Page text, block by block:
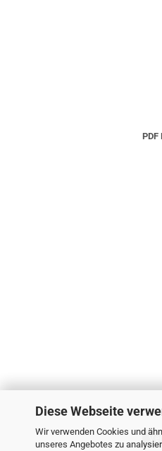
Diese Webseite
Wir verwenden Cookies und
unseres Angebotes zu
PDF